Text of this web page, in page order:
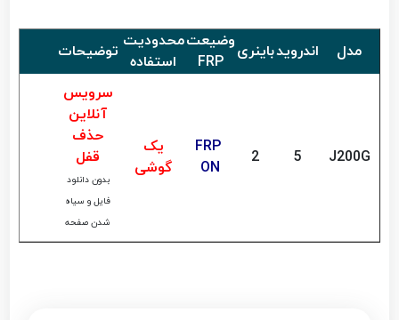
مدل اندرویدباینری
وضیعت
FRP
محدودیت
استفاده
توضیحات
J200G
5
2
FRP
ON
یک
گوشی
سرویس
آنلاین
حذف
قفل
بدون دانلود
فایل و سیاه
شدن صفحه